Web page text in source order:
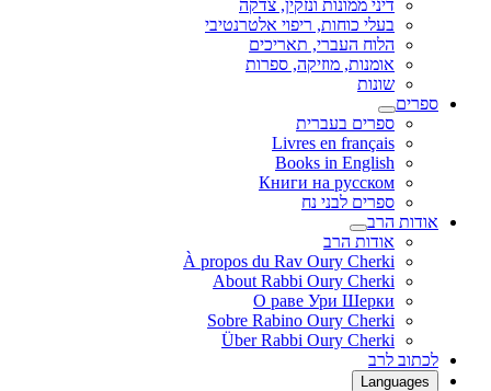
דיני ממונות ונזקין, צדקה
בעלי כוחות, ריפוי אלטרנטיבי
הלוח העברי, תאריכים
אומנות, מוזיקה, ספרות
שונות
ספרים
ספרים בעברית
Livres en français
Books in English
Книги на русском
ספרים לבני נח
אודות הרב
אודות הרב
À propos du Rav Oury Cherki
About Rabbi Oury Cherki
О раве Ури Шерки
Sobre Rabino Oury Cherki
Über Rabbi Oury Cherki
לכתוב לרב
Languages